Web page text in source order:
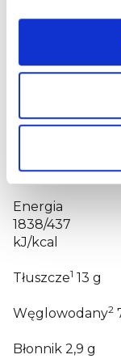
organicznego
koncentratu z
marchewki i
Zawiera
Wartości
Informacje
Energia
1838/437
kJ/kcal
Tłuszcze1 13 g
Węglowodany2
Błonnik 2,9 g